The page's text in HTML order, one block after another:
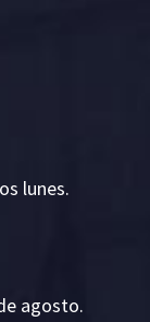
lunes.
agosto.